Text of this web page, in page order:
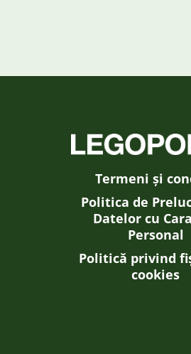
Termeni și
Politica de
Datelor cu
Personal
Politică privind
cookies